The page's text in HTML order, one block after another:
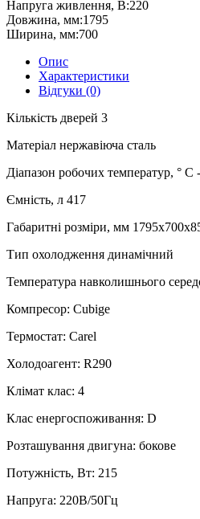
Напруга живлення, В:220
Довжина, мм:1795
Ширина, мм:700
Опис
Характеристики
Відгуки (0)
Кількість дверей 3
Матеріал нержавіюча сталь
Діапазон робочих температур, ° C
Ємність, л 417
Габаритні розміри, мм
Тип охолодження динамічний
Температура навколишнього
Компресор: Cubige
Термостат: Carel
Холодоагент: R290
Клімат клас: 4
Клас енергоспоживання: D
Розташування двигуна: бокове
Потужність, Вт: 215
Напруга: 220В/50Гц